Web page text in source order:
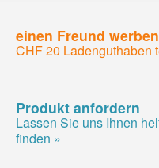
einen Freund werben
CHF 20 Ladenguthaben
Produkt anfordern
Lassen Sie uns Ihnen
finden »